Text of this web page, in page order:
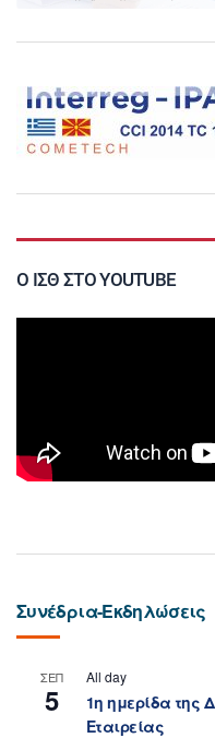
Ο ΙΣΘ ΣΤΟ YOUTUBE
Συνέδρια-Εκδηλώσεις
ΣΕΠ
5
All day
1η ημερίδα της
Εταιρείας